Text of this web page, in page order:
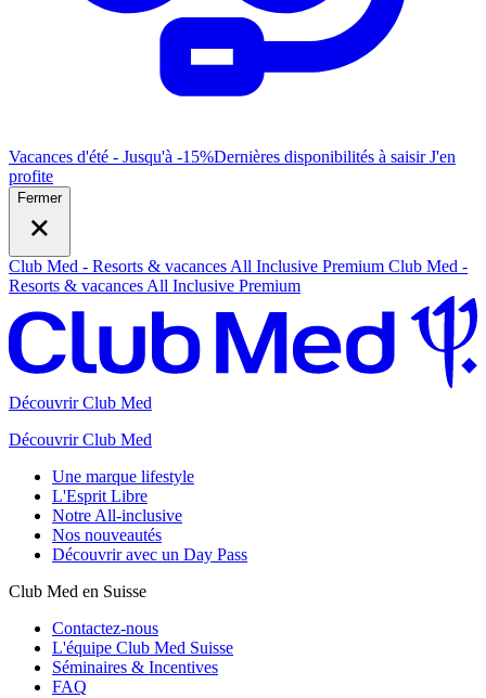
Vacances d'été - Jusqu'à -15%Dernières disponibilités à saisirJ'en
profite
Fermer
Club Med - Resorts & vacances All Inclusive Premium Club Med -
Resorts & vacances All Inclusive Premium
Découvrir Club Med
Découvrir Club Med
Une marque lifestyle
L'Esprit Libre
Notre All-inclusive
Nos nouveautés
Découvrir avec un Day Pass
Club Med en Suisse
Contactez-nous
L'équipe Club Med Suisse
Séminaires & Incentives
FAQ